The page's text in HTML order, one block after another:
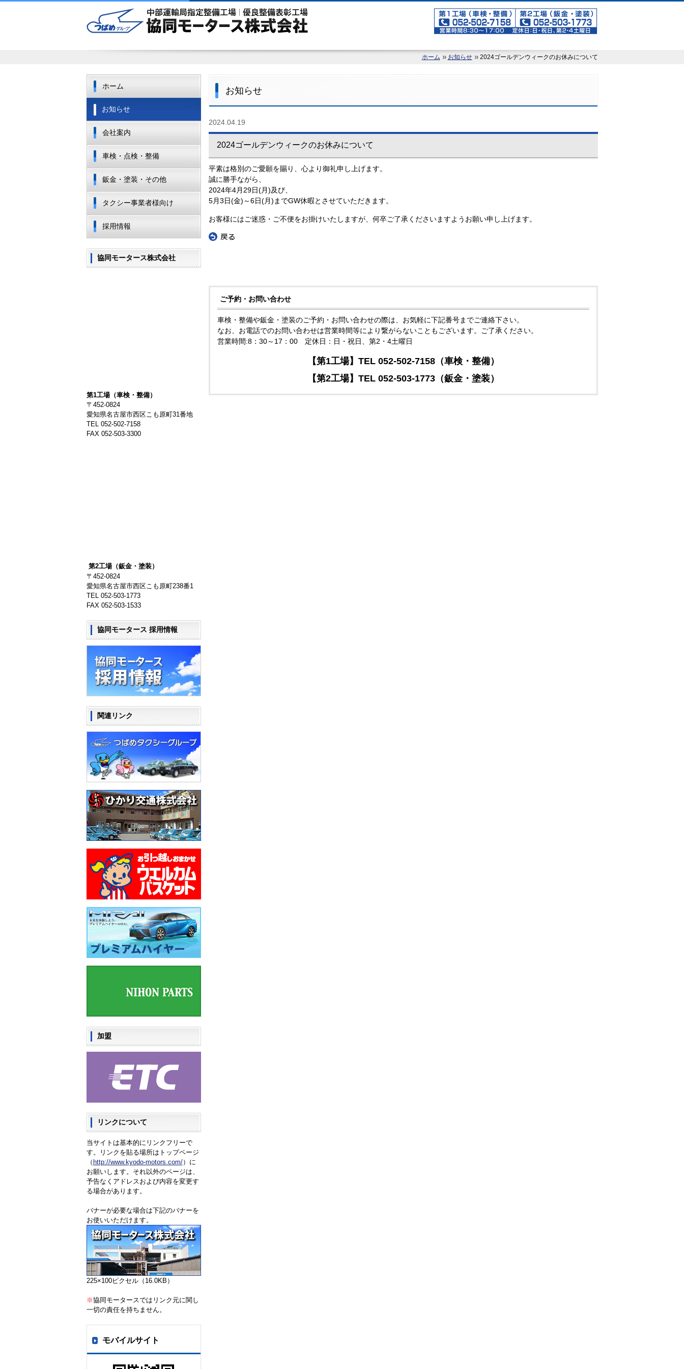
ホーム お知らせ 2024ゴールデンウィークのお休みについて
お知らせ
2024.04.19
2024ゴールデンウィークのお休みについて
平素は格別のご愛願を賜り、心より御礼申し上げます。
誠に勝手ながら、
2024年4月29日(月)及び、
5月3日(金)～6日(月)までGW休暇とさせていただきます。
お客様にはご迷惑・ご不便をお掛けいたしますが、何卒ご了承くださいますようお願い申し上げます。
ご予約・お問い合わせ
車検・整備や鈑金・塗装のご予約・お問い合わせの際は、お気軽に下記番号までご連絡下さい。
なお、お電話でのお問い合わせは営業時間等により繋がらないこともございます。ご了承ください。
営業時間:8：30～17：00 定休日：日・祝日、第2・4土曜日
【第1工場】TEL 052-502-7158（車検・整備）
【第2工場】TEL 052-503-1773（鈑金・塗装）
ホーム
お知らせ
会社案内
車検・点検・整備
鈑金・塗装・その他
タクシー事業者様向け
採用情報
協同モータース株式会社
第1工場（車検・整備）
〒452-0824
愛知県名古屋市西区こも原町31番地
TEL 052-502-7158
FAX 052-503-3300
第2工場（鈑金・塗装）
〒452-0824
愛知県名古屋市西区こも原町238番1
TEL 052-503-1773
FAX 052-503-1533
協同モータース 採用情報
関連リンク
加盟
リンクについて
当サイトは基本的にリンクフリーで
す。リンクを貼る場所はトップページ
（ http://www.kyodo-motors.com/）に
お願いします。それ以外のページは、
予告なくアドレスおよび内容を変更す
る場合があります。
バナーが必要な場合は下記のバナーを
お使いいただけます。
225×100ピクセル（16.0KB）
※協同モータースではリンク元に関し
一切の責任を持ちません。
モバイルサイト